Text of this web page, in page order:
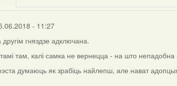
(госць)
- 11:27
гняздзе адключана.
там, калі самка не вернецца - на што
думаюць як зрабіць найлепш, але нават